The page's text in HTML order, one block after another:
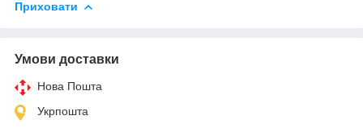
Приховати
Умови доставки
Нова Пошта
Укрпошта